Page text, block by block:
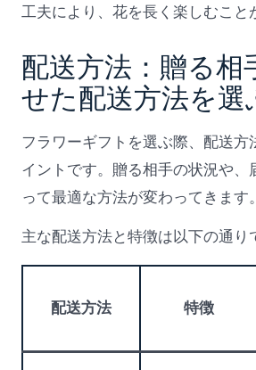
工夫により、花を長く楽しむこと
配送方法：贈る相
せた配送方法を選
フラワーギフトを選ぶ際、配送方
イントです。贈る相手の状況や、
って最適な方法が変わってきます。
主な配送方法と特徴は以下の通り
配送方法 特徴